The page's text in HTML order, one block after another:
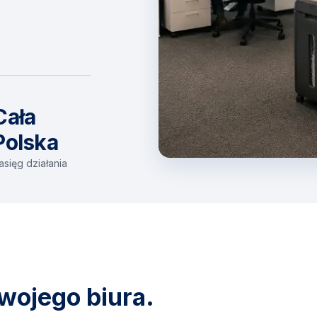
działania
biura.